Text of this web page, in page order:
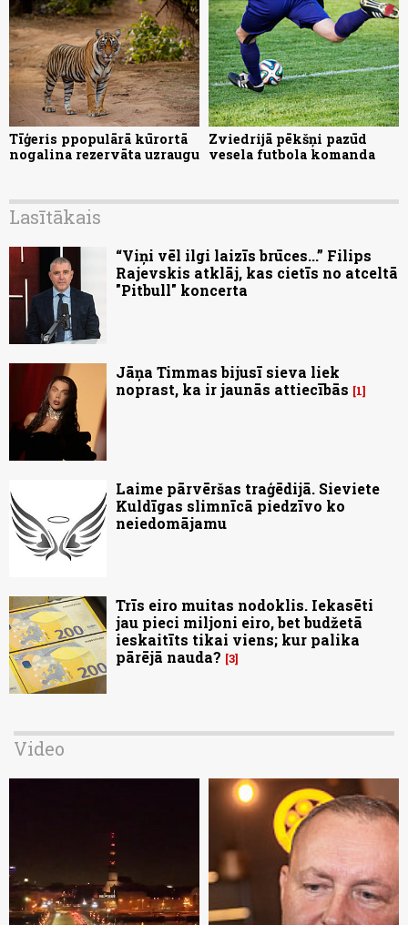
Tīģeris ppopulārā kūrortā
nogalina rezervāta uzraugu
Zviedrijā pēkšņi pazūd
vesela futbola komanda
Lasītākais
“Viņi vēl ilgi laizīs brūces...” Filips
Rajevskis atklāj, kas cietīs no atceltā
"Pitbull" koncerta
Jāņa Timmas bijusī sieva liek
noprast, ka ir jaunās attiecībās
1
Laime pārvēršas traģēdijā. Sieviete
Kuldīgas slimnīcā piedzīvo ko
neiedomājamu
Trīs eiro muitas nodoklis. Iekasēti
jau pieci miljoni eiro, bet budžetā
ieskaitīts tikai viens; kur palika
pārējā nauda? 3
Video